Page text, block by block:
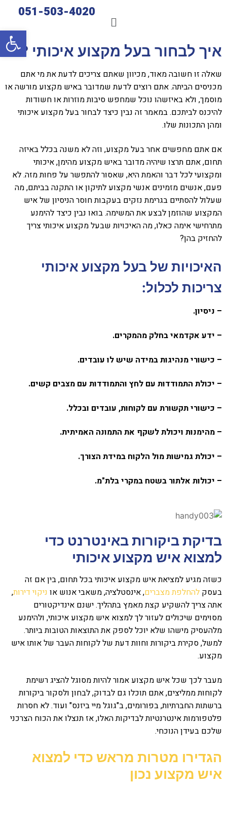
051-503-4020
איך לבחור בעל מקצוע איכותי ?
שאלה זו חשובה מאוד, מכיוון שאתם צריכים לדעת את מי אתם
מכניסים הביתה. אתם רוצים לדעת שמדובר באיש מקצוע מורשה או
מוסמך, ולא באיזשהו נוכל שמחפש סיבות מוזרות או חשודות
להיכנס לביתכם. במאמר זה נבין כיצד לבחור בעל מקצוע איכותי
ומהן התכונות שלו.
אם אתם מחפשים אחר בעל מקצוע, וזה לא משנה בכלל באיזה
תחום, אתם תרצו שיהיה מדובר באיש מקצוע מהימן, איכותי
ומקצועי לכל דבר והאמת היא, שאסור להתפשר על פחות מזה. לא
פעם, אנשים מזמינים אנשי מקצוע לתיקון או התקנה בביתם, מה
שעלול להסתיים בגרימת נזקים בעקבות חוסר הניסיון של איש
המקצוע שהוזמן לבצע את המשימה. בואו נבין כיצד להימנע
מתרחישי אימה כאלו, מה האיכויות שבעל מקצוע איכותי צריך
להחזיק בהן?
האיכויות של בעל מקצוע איכותי
צריכות לכלול:
– ניסיון.
– ידע אקדמאי בחלק מהמקרים.
– כישורי מנהיגות במידה שיש לו עובדים.
– יכולת התמודדות עם לחץ והתמודדות עם מצבים קשים.
– כישורי תקשורת עם לקוחות, עובדים ובכלל.
– מהימנות ויכולת לשקף את התמונה האמיתית.
– יכולת גמישות מול הלקוח במידת הצורך.
– יכולות אלתור בשטח במקרי בלת"מ.
בדיקת ביקורות באינטרנט כדי
למצוא איש מקצוע איכותי
כשזה מגיע למציאת איש מקצוע איכותי בכל תחום, בין אם זה
בעסק להחלפת מצברים,אינסטלציה,משאבי אנוש או ניקוי דירות,
אתה צריך להשקיע קצת מאמץ בתהליך. ישנם אינדיקטורים
מסוימים שיכולים לעזור לך למצוא איש מקצוע איכותי, ולהימנע
מלהעסיק מישהו שלא יוכל לספק את התוצאות הטובות ביותר.
למשל, סקירת ביקורות וחוות דעת של לקוחות העבר של אותו איש
מקצוע.
מעבר לכך שכל איש מקצוע אמור להיות מסוגל להציג רשימת
לקוחות ממליצים, אתם תוכלו גם לבדוק, לבחון ולסקור ביקורות
ברשתות החברתיות, בפורומים, ב"גוגל מיי ביזנס" ועוד. לא חסרות
פלטפורמות אינטרנטיות לבדיקות האלו, אז תנצלו את הכוח הצרכני
שלכם בעידן הנוכחי.
הגדירו מטרות מראש כדי למצוא
איש מקצוע נכון
פתח